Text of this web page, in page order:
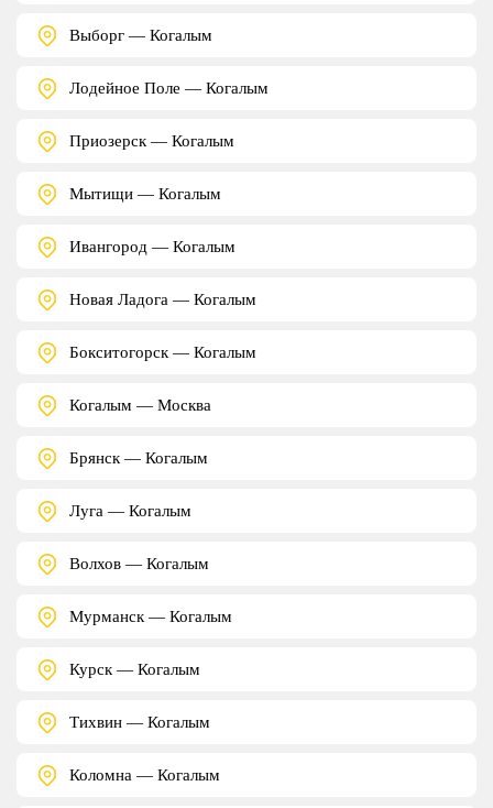
Выборг — Когалым
Лодейное Поле — Когалым
Приозерск — Когалым
Мытищи — Когалым
Ивангород — Когалым
Новая Ладога — Когалым
Бокситогорск — Когалым
Когалым — Москва
Брянск — Когалым
Луга — Когалым
Волхов — Когалым
Мурманск — Когалым
Курск — Когалым
Тихвин — Когалым
Коломна — Когалым